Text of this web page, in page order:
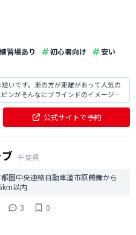
練習場あり 初心者向け
安い
いです。東の方が距離があって人気の
ンがそんなにブラインドのイメージが
うに打ち上げ、吹き流しより先はわか
寒い日でしたのでグリーンだけでな
からを
公式サイトで予約
千葉県
都圏中央連絡自動車道市原鶴舞から
以内
3 0